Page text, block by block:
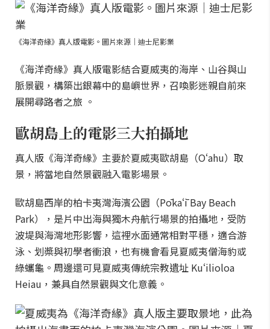
《海洋奇緣》真人版電影。圖片來源｜迪士尼影業
《海洋奇緣》真人版電影結合夏威夷的海岸、山谷與山
脈景觀，構築出銀幕中的島嶼世界，召喚影迷親自前來
展開尋路者之旅 。
歐胡島上的電影三大拍攝地
真人版《海洋奇緣》主要於夏威夷歐胡島（Oʻahu）取
景，將當地自然景觀融入電影場景。
歐胡島西岸的柏卡夷灣海濱公園（Pōkaʻī Bay Beach
Park），是片中出海與獨木舟航行場景的拍攝地，受防
波堤與海灣地形影響，這裡水面通常相對平穩，適合游
泳、划槳與初學者衝浪，也有機會看見夏威夷僧海豹或
綠蠵龜。周邊還可見夏威夷傳統宗教遺址 Kuʻilioloa
Heiau，兼具自然景觀與文化意義。